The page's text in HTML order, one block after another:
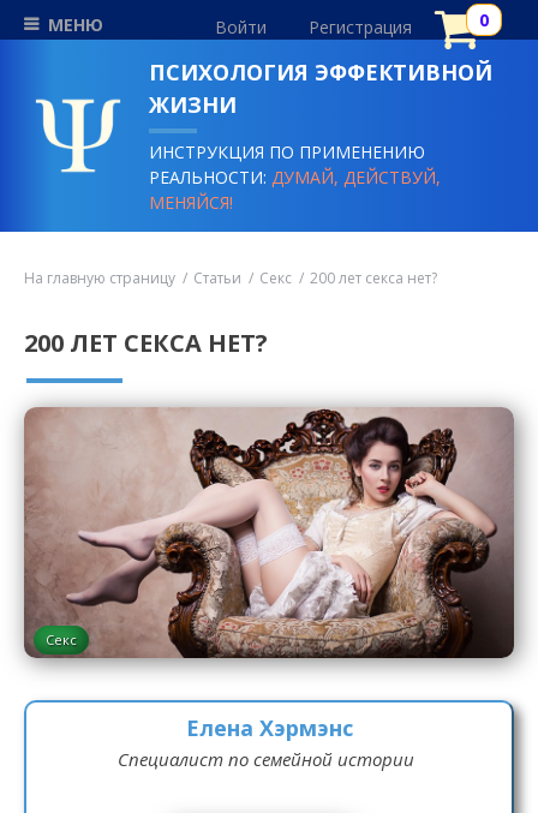
МЕНЮ Войти Регистрация
ПСИХОЛОГИЯ ЭФФЕКТИВНОЙ
ЖИЗНИ
ИНСТРУКЦИЯ ПО ПРИМЕНЕНИЮ
РЕАЛЬНОСТИ:ДУМАЙ, ДЕЙСТВУЙ,
МЕНЯЙСЯ!
На главную страницу Статьи Секс 200 лет секса нет?
200 ЛЕТ СЕКСА НЕТ?
Секс
Елена Хэрмэнс
Специалист по семейной истории